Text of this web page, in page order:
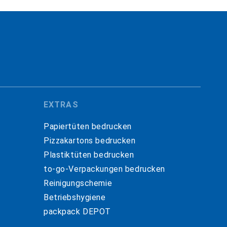
EXTRAS
Papiertüten bedrucken
Pizzakartons bedrucken
Plastiktüten bedrucken
to-go-Verpackungen bedrucken
Reinigungschemie
Betriebshygiene
packpack DEPOT